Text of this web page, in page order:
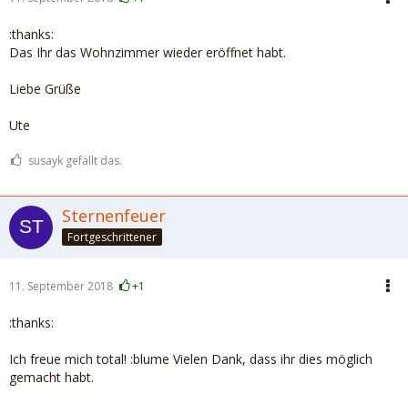
:thanks:
Das Ihr das Wohnzimmer wieder eröffnet habt.
Liebe Grüße
Ute
susayk gefällt das.
Sternenfeuer
Fortgeschrittener
11. September 2018 +1
:thanks:
Ich freue mich total! :blume Vielen Dank, dass ihr dies möglich
gemacht habt.